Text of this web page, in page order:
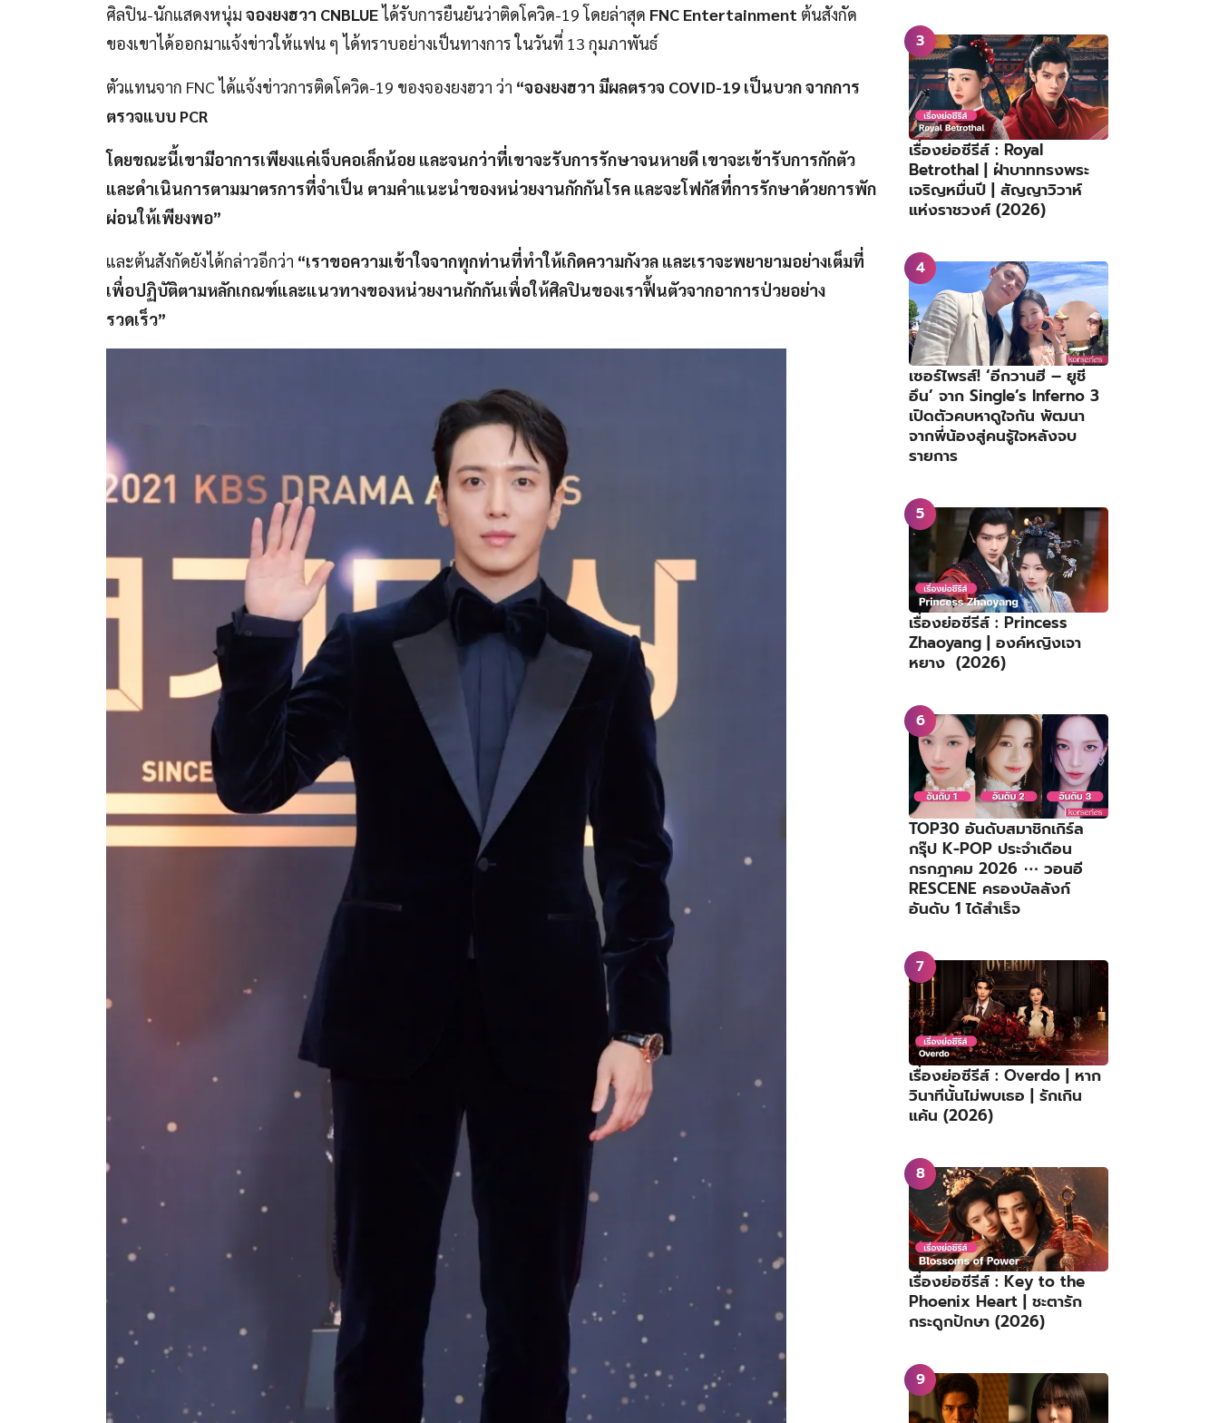
ศิลปิน-นักแสดงหนุ่ม จองยงฮวา CNBLUEได้รับการยืนยันว่าติดโควิด-19 โดยล่าสุด FNC Entertainment ต้นสังกัด
ของเขาได้ออกมาแจ้งข่าวให้แฟน ๆ ได้ทราบอย่างเป็นทางการ ในวันที่ 13 กุมภาพันธ์
ตัวแทนจาก FNC ได้แจ้งข่าวการติดโควิด-19 ของจองยงฮวา ว่า “จองยงฮวา มีผลตรวจ COVID-19 เป็นบวก จากการ
ตรวจแบบ PCR
โดยขณะนี้เขามีอาการเพียงแค่เจ็บคอเล็กน้อย และจนกว่าที่เขาจะรับการรักษาจนหายดี เขาจะเข้ารับการกักตัว
และดำเนินการตามมาตรการที่จำเป็น ตามคำแนะนำของหน่วยงานกักกันโรค และจะโฟกัสที่การรักษาด้วยการพัก
ผ่อนให้เพียงพอ”
และต้นสังกัดยังได้กล่าวอีกว่า “เราขอความเข้าใจจากทุกท่านที่ทำให้เกิดความกังวล และเราจะพยายามอย่างเต็มที่
เพื่อปฏิบัติตามหลักเกณฑ์และแนวทางของหน่วยงานกักกันเพื่อให้ศิลปินของเราฟื้นตัวจากอาการป่วยอย่าง
รวดเร็ว”
เรื่องย่อซีรีส์ : Royal
Betrothal | ฝ่าบาททรงพระ
เจริญหมื่นปี | สัญญาวิวาห์
แห่งราชวงศ์ (2026)
เซอร์ไพรส์! ‘อีกวานฮี – ยูชี
อึน’ จาก Single’s Inferno 3
เปิดตัวคบหาดูใจกัน พัฒนา
จากพี่น้องสู่คนรู้ใจหลังจบ
รายการ
เรื่องย่อซีรีส์ : Princess
Zhaoyang | องค์หญิงเจา
หยาง (2026)
TOP30 อันดับสมาชิกเกิร์ล
กรุ๊ป K-POP ประจำเดือน
กรกฎาคม 2026 ⋯ วอนอี
RESCENE ครองบัลลังก์
อันดับ 1 ได้สำเร็จ
เรื่องย่อซีรีส์ : Overdo | หาก
วินาทีนั้นไม่พบเธอ | รักเกิน
แค้น (2026)
เรื่องย่อซีรีส์ : Key to the
Phoenix Heart | ชะตารัก
กระดูกปักษา (2026)